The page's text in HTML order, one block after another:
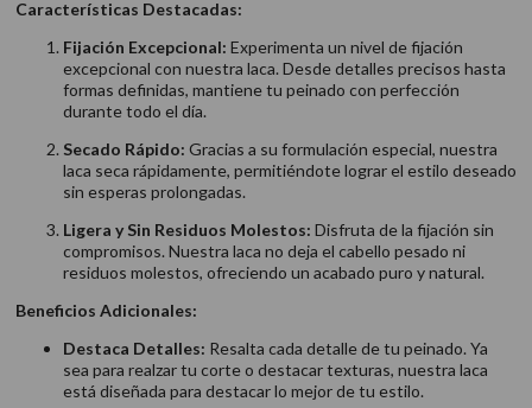
Características Destacadas:
Fijación Excepcional: Experimenta un nivel de fijación
excepcional con nuestra laca. Desde detalles precisos hasta
formas definidas, mantiene tu peinado con perfección
durante todo el día.
Secado Rápido: Gracias a su formulación especial, nuestra
laca seca rápidamente, permitiéndote lograr el estilo deseado
sin esperas prolongadas.
Ligera y Sin Residuos Molestos: Disfruta de la fijación sin
compromisos. Nuestra laca no deja el cabello pesado ni
residuos molestos, ofreciendo un acabado puro y natural.
Beneficios Adicionales:
Destaca Detalles: Resalta cada detalle de tu peinado. Ya
sea para realzar tu corte o destacar texturas, nuestra laca
está diseñada para destacar lo mejor de tu estilo.